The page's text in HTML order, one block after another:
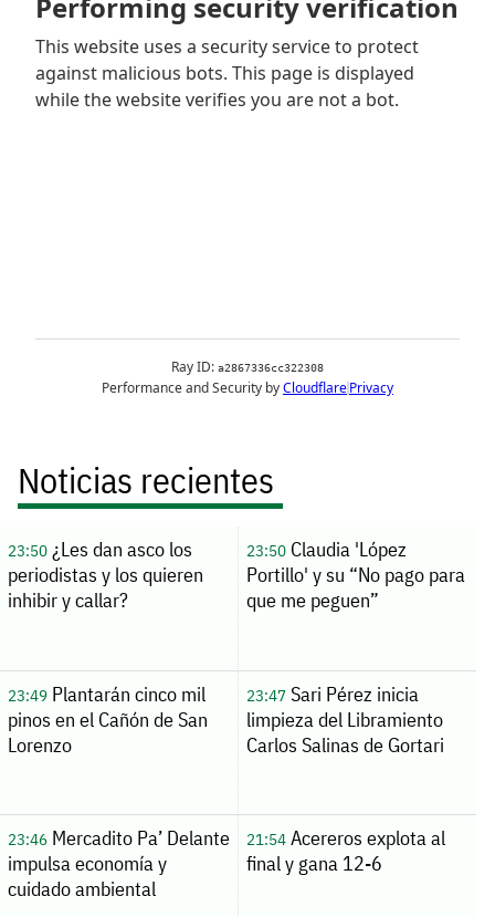
Noticias recientes
23:50¿Les dan asco los
periodistas y los quieren
inhibir y callar?
23:50Claudia 'López
Portillo' y su “No pago para
que me peguen”
23:49Plantarán cinco mil
pinos en el Cañón de San
Lorenzo
23:47Sari Pérez inicia
limpieza del Libramiento
Carlos Salinas de Gortari
23:46Mercadito Pa’ Delante
impulsa economía y
cuidado ambiental
21:54Acereros explota al
final y gana 12-6